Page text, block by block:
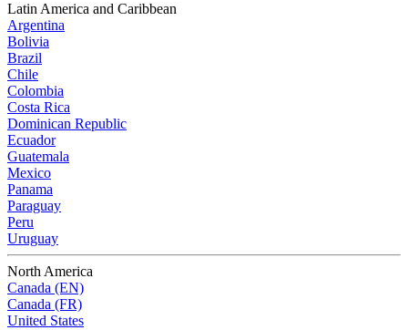
Latin America and Caribbean
Argentina
Bolivia
Brazil
Chile
Colombia
Costa Rica
Dominican Republic
Ecuador
Guatemala
Mexico
Panama
Paraguay
Peru
Uruguay
North America
Canada (EN)
Canada (FR)
United States